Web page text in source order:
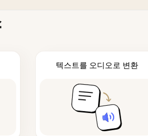
텍스트를 오디오로 변환